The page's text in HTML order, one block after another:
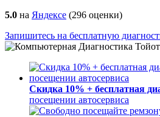
5.0 на Яндексе (296 оценки)
Запишитесь на бесплатную
Скидка 10% + бесплатная
посещении автосервиса